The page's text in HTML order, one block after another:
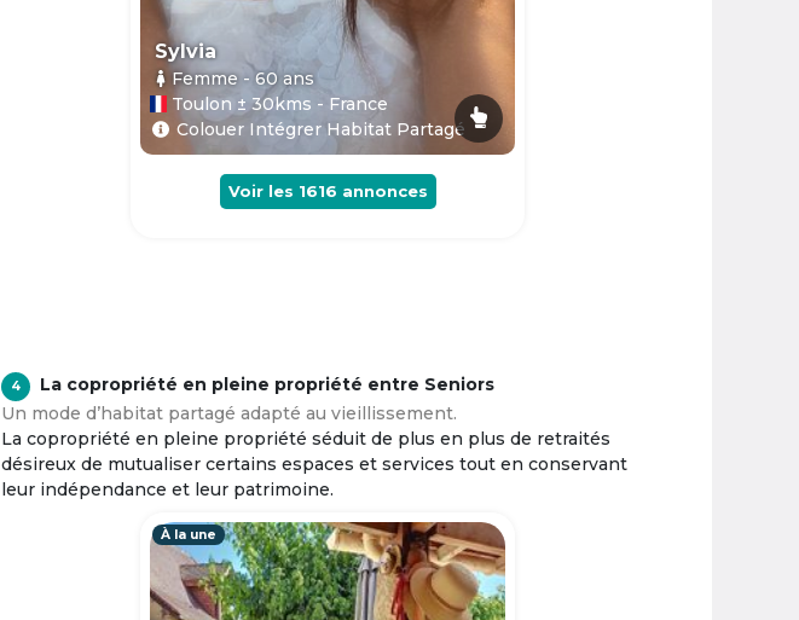
Sylvia
Femme - 60ans
Toulon ± 30kms - France
Colouer Intégrer Habitat Partagé
Voir les 1616 annonces
4
La copropriété en pleine propriété entre Seniors
Un mode d’habitat partagé adapté au vieillissement.
La copropriété en pleine propriété séduit de plus en plus de retraités
désireux de mutualiser certains espaces et services tout en conservant
leur indépendance et leur patrimoine.
À la une